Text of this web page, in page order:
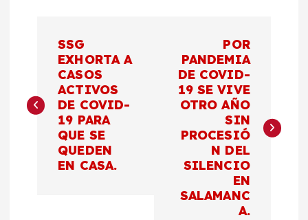
v
SSG
EXHORTA A
CASOS
ACTIVOS
DE COVID-
19 PARA
QUE SE
QUEDEN
EN CASA.
POR
PANDEMIA
DE COVID-
19 SE VIVE
OTRO AÑO
SIN
PROCESIÓ
N DEL
SILENCIO
EN
SALAMANC
A.